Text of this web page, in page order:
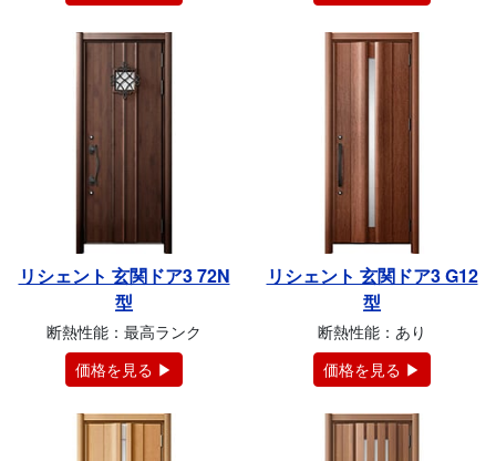
リシェント 玄関ドア3 72N
型
断熱性能：最高ランク
価格を見る ▶
リシェント 玄関ドア3 G12
型
断熱性能：あり
価格を見る ▶